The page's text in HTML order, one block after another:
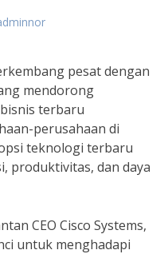
pesat dengan
mendorong
terbaru
perusahaan di
teknologi terbaru
produktivitas, dan daya
CEO Cisco Systems,
untuk menghadapi